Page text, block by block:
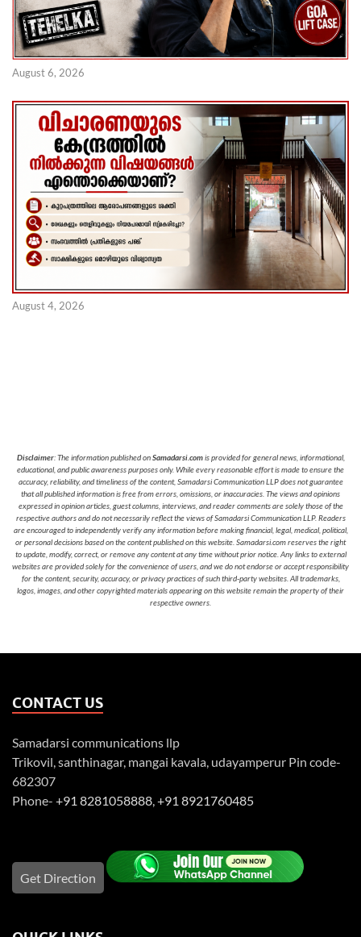
August 6, 2026
August 4, 2026
Disclaimer: The information published onSamadarsi.comis provided for general news, informational,
educational, and public awareness purposes only. While every reasonable effort is made to ensure the
accuracy, reliability, and timeliness of the content, Samadarsi Communication LLP does not guarantee
that all published information is free from errors, omissions, or inaccuracies. The views and opinions
expressed in opinion articles, guest columns, interviews, and reader comments are solely those of the
respective authors and do not necessarily reflect the views of Samadarsi Communication LLP. Readers
are encouraged to independently verify any information before making financial, legal, medical, political,
or personal decisions based on the content published on this website. Samadarsi.com reserves the right
to update, modify, correct, or remove any content at any time without prior notice. Any links to external
websites are provided solely for the convenience of users, and we do not endorse or accept responsibility
for the content, security, accuracy, or privacy practices of such third-party websites. All trademarks,
logos, images, and other copyrighted materials appearing on this website remain the property of their
respective owners.
CONTACT US
Samadarsi communications llp
Trikovil, santhinagar, mangai kavala, udayamperur Pin code-
682307
Phone- +91 8281058888 +91 8921760485
Get Direction